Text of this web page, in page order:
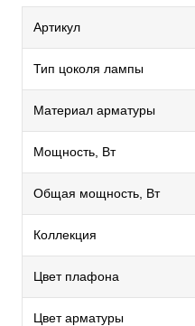
Артикул
Тип цоколя лампы
Материал арматуры
Мощность, Вт
Общая мощность, Вт
Коллекция
Цвет плафона
Цвет арматуры